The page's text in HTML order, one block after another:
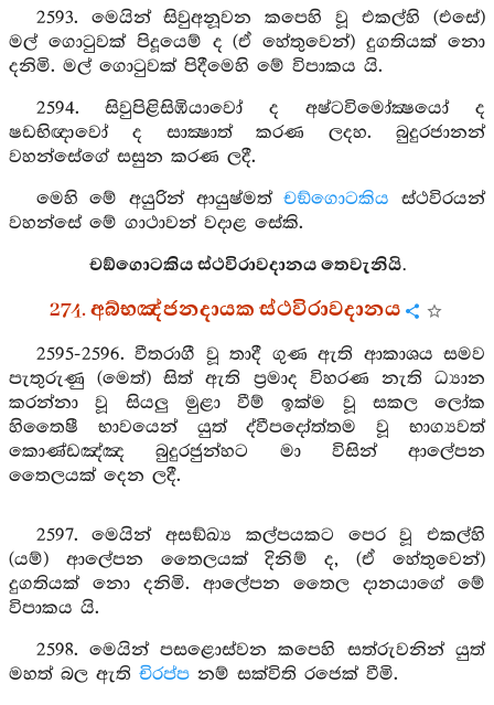
2593. මෙයින් සිවුඅනූවන කපෙහි වූ එකල්හි (එසේ)
මල් ගොටුවක් පිදූයෙම් ද (ඒ හේතුවෙන්) දුගතියක් නො
දනිමි. මල් ගොටුවක් පිදීමෙහි මේ විපාකය යි.
2594. සිවුපිළිසිඹියාවෝ ද අෂ්ටවිමෝක්‍ෂයෝ ද
ෂඩභිඥාවෝ ද සාක්‍ෂාත් කරණ ලදහ. බුදුරජානන්
වහන්සේගේ සසුන කරණ ලදී.
මෙහි මේ අයුරින් ආයුෂ්මත්චඞ්ගොටකිය ස්ථවිරයන්
වහන්සේ මේ ගාථාවන් වදාළ සේකි.
චඞ්ගොටකිය ස්ථවිරාවදානය තෙවැනියි.
274. අබ්භඤ්ජනදායක ස්ථවිරාවදානය
2595-2596. වීතරාගී වූ තාදී ගුණ ඇති ආකාශය සමව
පැතුරුණු (මෙත්) සිත් ඇති ප්‍රමාද විහරණ නැති ධ්‍යාන
කරන්නා වූ සියලු මුළා වීම් ඉක්ම වූ සකල ලෝක
හිතෛෂී භාවයෙන් යුත් ද්වීපදෝත්තම වූ භාග්‍යවත්
කොණ්ඩඤ්ඤ බුදුරජුන්හට මා විසින් ආලේපන
තෛලයක් දෙන ලදී.
2597. මෙයින් අසඞ්ඛ්‍ය කල්පයකට පෙර වූ එකල්හි
(යම්) ආලේපන තෛලයක් දිනිම් ද, (ඒ හේතුවෙන්)
දුගතියක් නො දනිමි. ආලේපන තෛල දානයාගේ මේ
විපාකය යි.
2598. මෙයින් පසළොස්වන කපෙහි සත්රුවනින් යුත්
මහත් බල ඇති චිරප්ප නම් සක්විති රජෙක් වීමි.